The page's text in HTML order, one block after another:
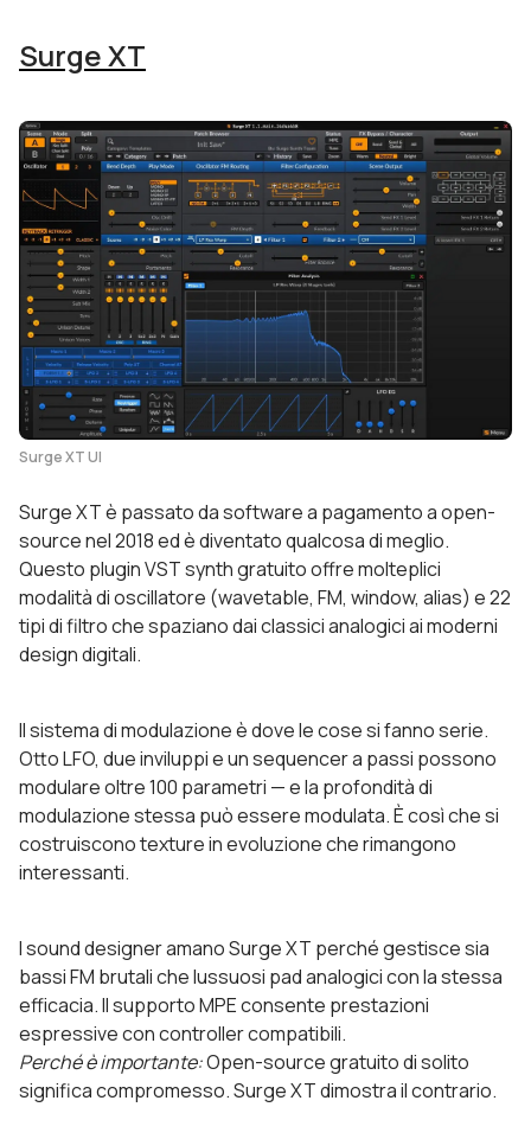
Surge XT
Surge XT UI
Surge XT è passato da software a pagamento a open-
source nel 2018 ed è diventato qualcosa di meglio.
Questo plugin VST synth gratuito offre molteplici
modalità di oscillatore (wavetable, FM, window, alias) e 22
tipi di filtro che spaziano dai classici analogici ai moderni
design digitali.
Il sistema di modulazione è dove le cose si fanno serie.
Otto LFO, due inviluppi e un sequencer a passi possono
modulare oltre 100 parametri — e la profondità di
modulazione stessa può essere modulata. È così che si
costruiscono texture in evoluzione che rimangono
interessanti.
I sound designer amano Surge XT perché gestisce sia
bassi FM brutali che lussuosi pad analogici con la stessa
efficacia. Il supporto MPE consente prestazioni
espressive con controller compatibili.
Perché è importante:Open-source gratuito di solito
significa compromesso. Surge XT dimostra il contrario.